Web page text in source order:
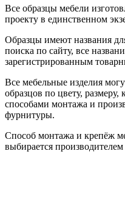
Все образцы мебели
проекту в единственном
Образцы имеют названия
поиска по сайту, все
зарегистрированным
Все мебельные изделия
образцов по цвету,
способами монтажа и
фурнитуры.
Способ монтажа и крепёж
выбирается